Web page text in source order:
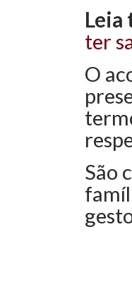
Leia
ter
O
São